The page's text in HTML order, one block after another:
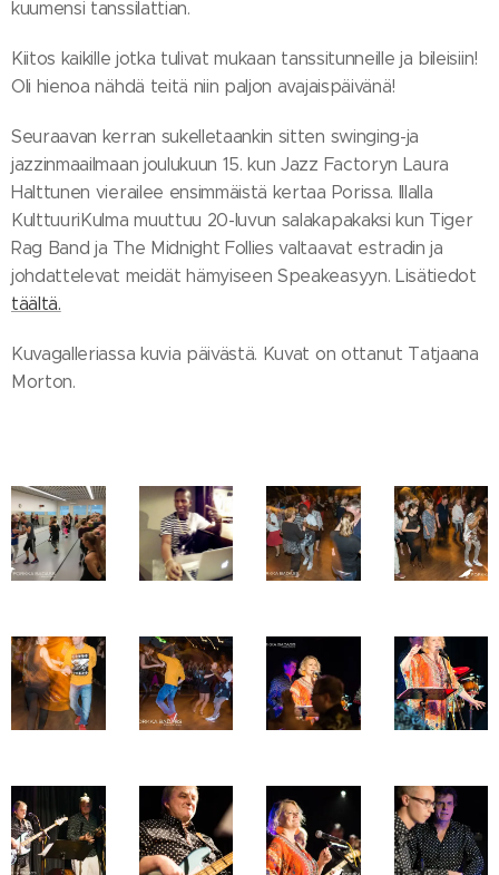
kuumensi tanssilattian.
Kiitos kaikille jotka tulivat mukaan tanssitunneille ja bileisiin!
Oli hienoa nähdä teitä niin paljon avajaispäivänä!
Seuraavan kerran sukelletaankin sitten swinging-ja
jazzinmaailmaan joulukuun 15. kun Jazz Factoryn Laura
Halttunen vierailee ensimmäistä kertaa Porissa. Illalla
KulttuuriKulma muuttuu 20-luvun salakapakaksi kun Tiger
Rag Band ja The Midnight Follies valtaavat estradin ja
johdattelevat meidät hämyiseen Speakeasyyn. Lisätiedot
täältä.
Kuvagalleriassa kuvia päivästä. Kuvat on ottanut Tatjaana
Morton.